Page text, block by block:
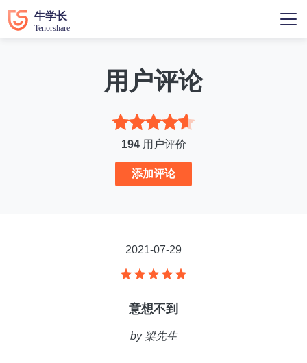
用户评论
194用户评价
添加评论
2021-07-29
意想不到
by 梁先生